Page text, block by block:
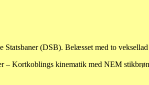
Statsbaner (DSB). Belæsset med to
– Kortkoblings kinematik med NEM